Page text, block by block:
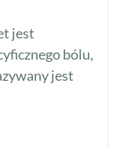
jest
bólu,
jest